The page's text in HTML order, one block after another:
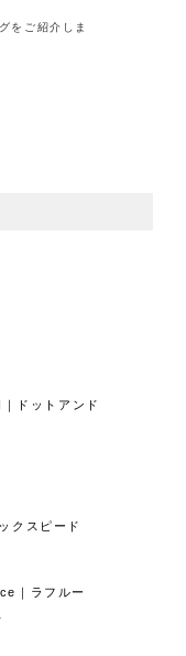
をご紹介しま
ドットアンド
クスピード
｜ラフルー